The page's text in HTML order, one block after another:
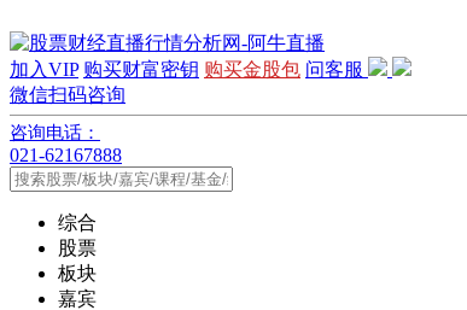
加入VIP 购买财富密钥 购买金股包 问客服
微信扫码咨询
咨询电话：
021-62167888
综合
股票
板块
嘉宾